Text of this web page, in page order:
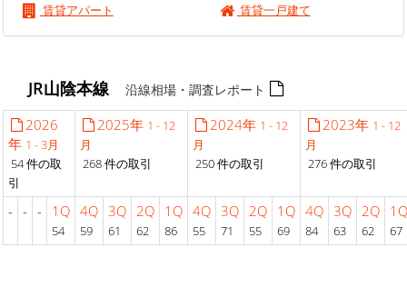
賃貸アパート
賃貸一戸建て
JR山陰本線沿線相場・調査レポート
2026
年 1 - 3月
54 件の取
引
2025年 1 - 12
月
268 件の取引
2024年 1 - 12
月
250 件の取引
2023年 1 - 12
月
276 件の取引
- - - 1Q
54
4Q
59
3Q
61
2Q
62
1Q
86
4Q
55
3Q
71
2Q
55
1Q
69
4Q
84
3Q
63
2Q
62
1Q
67